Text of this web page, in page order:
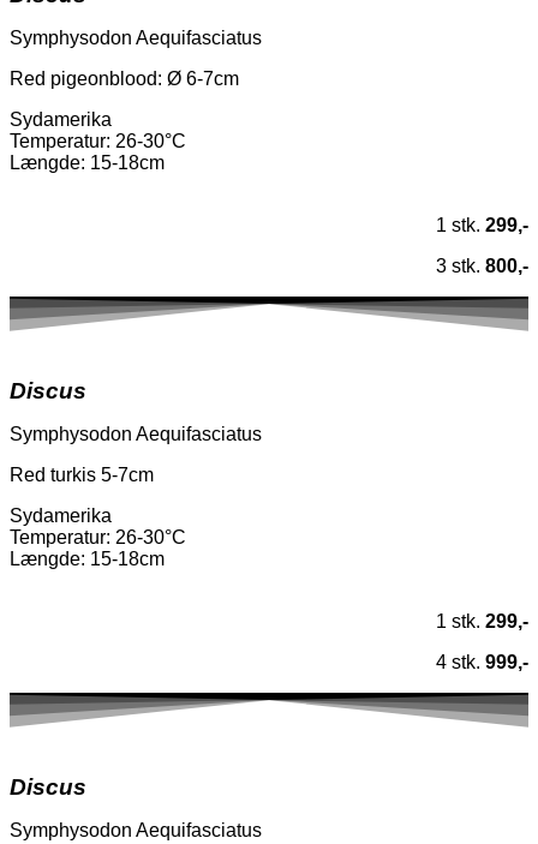
Symphysodon Aequifasciatus
Red pigeonblood: Ø 6-7cm
Sydamerika
Temperatur: 26-30°C
Længde: 15-18cm
1 stk. 299,-
3 stk. 800,-
Discus
Symphysodon Aequifasciatus
Red turkis 5-7cm
Sydamerika
Temperatur: 26-30°C
Længde: 15-18cm
1 stk. 299,-
4 stk. 999,-
Discus
Symphysodon Aequifasciatus